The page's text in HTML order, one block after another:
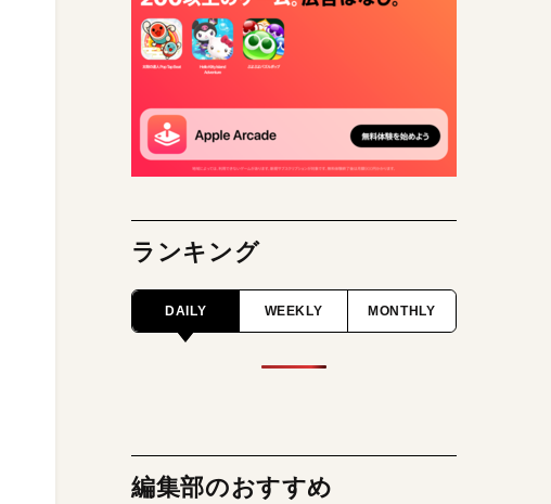
ランキング
DAILY WEEKLY MONTHLY
編集部のおすすめ